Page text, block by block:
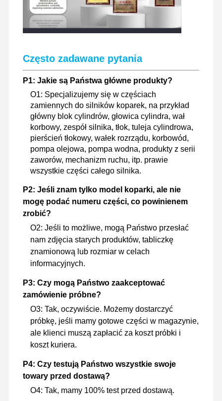
Często zadawane pytania
P1: Jakie są Państwa główne produkty?
O1: Specjalizujemy się w częściach
zamiennych do silników koparek, na przykład
główny blok cylindrów, głowica cylindra, wał
korbowy, zespół silnika, tłok, tuleja cylindrowa,
pierścień tłokowy, wałek rozrządu, korbowód,
pompa olejowa, pompa wodna, produkty z serii
zaworów, mechanizm ruchu, itp. prawie
wszystkie części całego silnika.
P2: Jeśli znam tylko model koparki, ale nie
mogę podać numeru części, co powinienem
zrobić?
O2: Jeśli to możliwe, mogą Państwo przesłać
nam zdjęcia starych produktów, tabliczkę
znamionową lub rozmiar w celach
informacyjnych.
P3: Czy mogą Państwo zaakceptować
zamówienie próbne?
O3: Tak, oczywiście. Możemy dostarczyć
próbkę, jeśli mamy gotowe części w magazynie,
ale klienci muszą zapłacić za koszt próbki i
koszt kuriera.
P4: Czy testują Państwo wszystkie swoje
towary przed dostawą?
O4: Tak, mamy 100% test przed dostawą.